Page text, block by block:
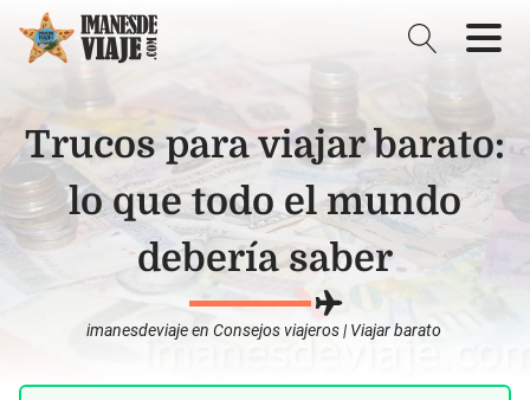
Trucos para viajar barato:
lo que todo el mundo
debería saber
imanesdeviajeen Consejos viajeros| Viajar barato